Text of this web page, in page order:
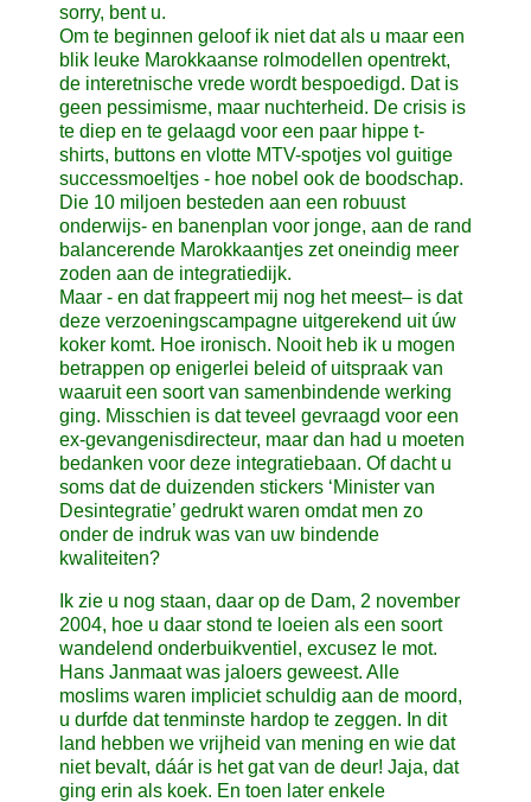
sorry, bent u.
Om te beginnen geloof ik niet dat als u maar een
blik leuke Marokkaanse rolmodellen opentrekt,
de interetnische vrede wordt bespoedigd. Dat is
geen pessimisme, maar nuchterheid. De crisis is
te diep en te gelaagd voor een paar hippe t-
shirts, buttons en vlotte MTV-spotjes vol guitige
successmoeltjes - hoe nobel ook de boodschap.
Die 10 miljoen besteden aan een robuust
onderwijs- en banenplan voor jonge, aan de rand
balancerende Marokkaantjes zet oneindig meer
zoden aan de integratiedijk.
Maar - en dat frappeert mij nog het meest– is dat
deze verzoeningscampagne uitgerekend uit úw
koker komt. Hoe ironisch. Nooit heb ik u mogen
betrappen op enigerlei beleid of uitspraak van
waaruit een soort van samenbindende werking
ging. Misschien is dat teveel gevraagd voor een
ex-gevangenisdirecteur, maar dan had u moeten
bedanken voor deze integratiebaan. Of dacht u
soms dat de duizenden stickers ‘Minister van
Desintegratie’ gedrukt waren omdat men zo
onder de indruk was van uw bindende
kwaliteiten?
Ik zie u nog staan, daar op de Dam, 2 november
2004, hoe u daar stond te loeien als een soort
wandelend onderbuikventiel, excusez le mot.
Hans Janmaat was jaloers geweest. Alle
moslims waren impliciet schuldig aan de moord,
u durfde dat tenminste hardop te zeggen. In dit
land hebben we vrijheid van mening en wie dat
niet bevalt, dáár is het gat van de deur! Jaja, dat
ging erin als koek. En toen later enkele